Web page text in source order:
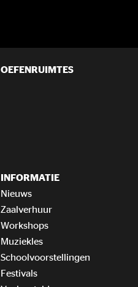
OEFENRUIMTES
INFORMATIE
Nieuws
Zaalverhuur
Workshops
Muziekles
Schoolvoorstellingen
Festivals